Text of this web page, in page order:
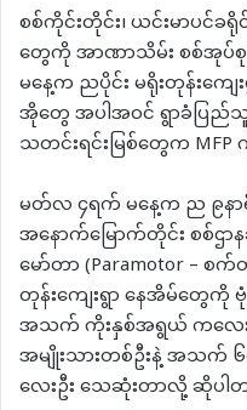
စစ်ကိုင်းတိုင်း၊ ယင်းမာပင်ခ
တွေကို အာဏာသိမ်း စစ်အုပ်စု
မနေ့က ညပိုင်း မရိုးတုန်းကျ
အိုတွေ အပါအဝင် ရွာခံပြ
သတင်းရင်းမြစ်တွေက MFP
မတ်လ ၄ရက် မနေ့က ည ၉နာရီ
အနောက်မြောက်တိုင်း စစ်ဌ
မော်တာ (Paramotor – စ
တုန်းကျေးရွာ နေအိမ်တွေကို ဗုံ
အသက် ကိုးနှစ်အရွယ် ကလေးင
အမျိုးသားတစ်ဦးနဲ့ အသက် ၆
လေးဦး သေဆုံးတာလို့ ဆိုပါ